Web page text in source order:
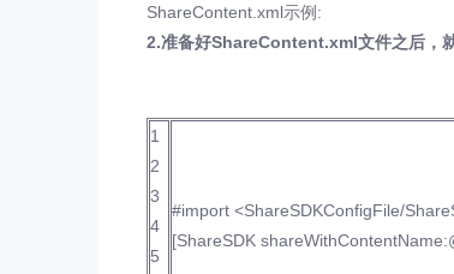
ShareContent.xml示例:
2.准备好ShareContent.xml文件之后，
1
2
3
4
5
#import <ShareSDKConfigFile/
[ShareSDK